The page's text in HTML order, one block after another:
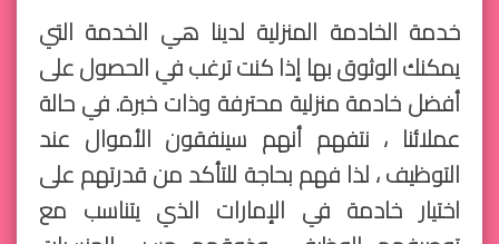
خدمة الخادمة المنزلية لدينا هي الخدمة التي
يمكنك الوثوق بها إذا كنت ترغب في الحصول على
أفضل خادمة منزلية محترفة وذات خبرة. في حالة
عملائنا ، نتفهم أنهم سينفقون الأموال عند
التوظيف ، لذا فهم بحاجة للتأكد من قدرتهم على
اختيار خادمة في الإمارات الذي يتناسب مع